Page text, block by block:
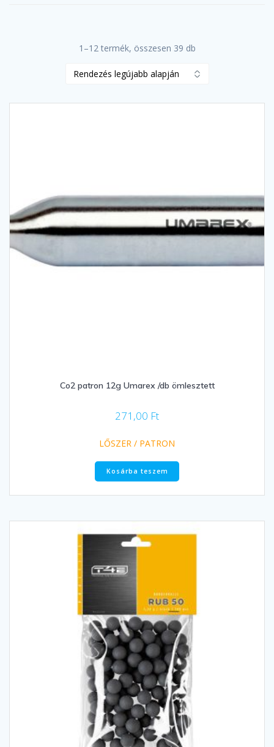
1–12 termék, összesen 39 dbSorted
latest
Co2 patron 12g Umarex /db ömlesztett
271,00 Ft
LŐSZER / PATRON
Kosárba teszem